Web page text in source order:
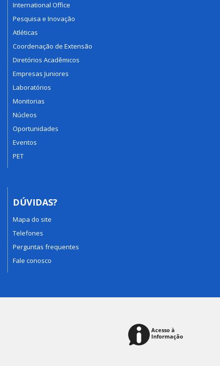
International Office
Pesquisa e Inovação
Atléticas
Coordenação de Extensão
Diretórios Acadêmicos
Empresas Juniores
Laboratórios
Monitorias
Núcleos
Oportunidades
Eventos
PET
DÚVIDAS?
Mapa do site
Telefones
Perguntas frequentes
Fale conosco